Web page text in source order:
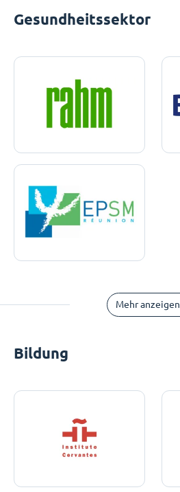
Gesundheitssektor
Mehr anzeigen
Bildung